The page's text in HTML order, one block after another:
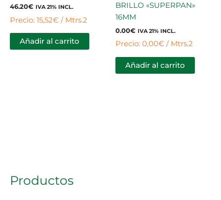
Productos
46.20€ IVA 21% INCL.
Precio: 15,52€ / Mtrs.2
Añadir al carrito
BRILLO «SUPERPAN»
16MM
0.00€ IVA 21% INCL.
Precio: 0,00€ / Mtrs.2
Añadir al carrito